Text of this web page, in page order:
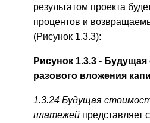
результатом проекта
процентов и
(Рисунок 1.3.3):
Рисунок 1.3.3 ‑
разового вложения
1.3.24 Будущая
платежей представляет